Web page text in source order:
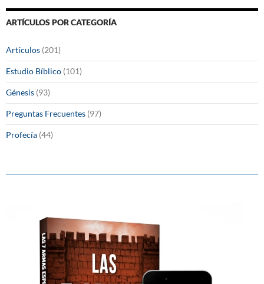
ARTÍCULOS POR CATEGORÍA
Artículos (201)
Estudio Bíblico (101)
Génesis (93)
Preguntas Frecuentes (97)
Profecía (44)